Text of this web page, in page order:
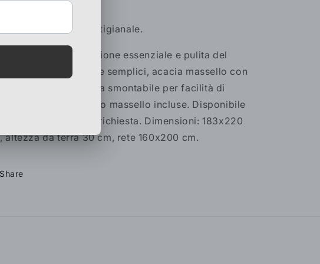
etnico indiano artigianale.
Easy è la versione essenziale e pulita del
etnico indiano: linee semplici, acacia massello con
naturale, struttura smontabile per facilità di
Doghe in legno massello incluse. Disponibile
in altezza h25 su richiesta. Dimensioni: 183x220
altezza da terra 30 cm, rete 160x200 cm.
Share